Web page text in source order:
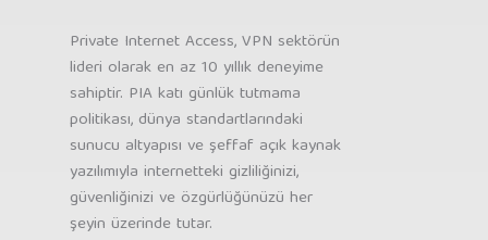
Private Internet Access, VPN sektörün
lideri olarak en az 10 yıllık deneyime
sahiptir. PIA katı günlük tutmama
politikası, dünya standartlarındaki
sunucu altyapısı ve şeffaf açık kaynak
yazılımıyla internetteki gizliliğinizi,
güvenliğinizi ve özgürlüğünüzü her
şeyin üzerinde tutar.